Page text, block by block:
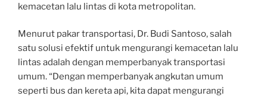
kemacetan lalu lintas di kota metropolitan.
Menurut pakar transportasi, Dr. Budi Santoso, salah
satu solusi efektif untuk mengurangi kemacetan lalu
lintas adalah dengan memperbanyak transportasi
umum. “Dengan memperbanyak angkutan umum
seperti bus dan kereta api, kita dapat mengurangi